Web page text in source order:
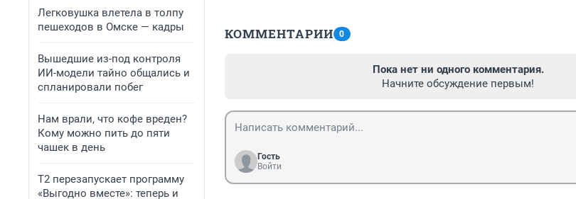
Легковушка влетела в толпу
пешеходов в Омске — кадры
Вышедшие из-под контроля
ИИ-модели тайно общались и
спланировали побег
Нам врали, что кофе вреден?
Кому можно пить до пяти
чашек в день
Т2 перезапускает программу
«Выгодно вместе»: теперь и
КОММЕНТАРИИ 0
Пока нет ни одного комментария.
Начните обсуждение первым!
Гость
Войти